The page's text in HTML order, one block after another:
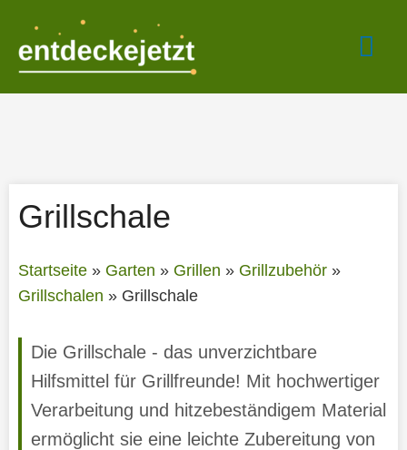
springen
Grillschale
Startseite» Garten » Grillen » Grillzubehör»
Grillschalen » Grillschale
Die Grillschale - das unverzichtbare
Hilfsmittel für Grillfreunde! Mit hochwertiger
Verarbeitung und hitzebeständigem Material
ermöglicht sie eine leichte Zubereitung von